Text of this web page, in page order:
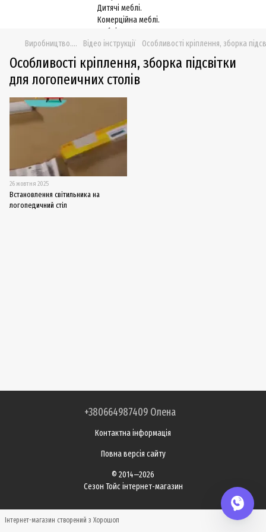
Виробництво.... Відео інструкції Особливості кріплення, зборка
Особливості кріплення, зборка підсвітки
для логопеичних столів
26 жовтня 2025
Встановлення світильника на
логопедичний стіл
+380664987409 Олена
Контактна інформація
Повна версія сайту
© 2014—2026
Сезон Тойс інтернет-магазин
Інтернет-магазин створений з Хорошоп